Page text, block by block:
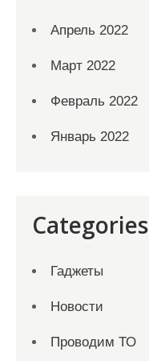
Апрель 2022
Март 2022
Февраль 2022
Январь 2022
Categories
Гаджеты
Новости
Проводим ТО